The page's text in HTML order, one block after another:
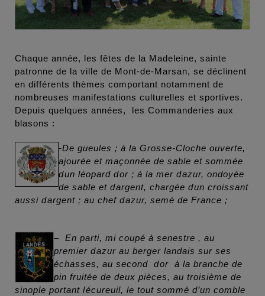
Chaque année, les fêtes de la Madeleine, sainte
patronne de la ville de Mont-de-Marsan, se déclinent
en différents thèmes comportant notamment de
nombreuses manifestations culturelles et sportives.
Depuis quelques années, les Commanderies aux
blasons :
-De gueules ; à la Grosse-Cloche ouverte,
ajourée et maçonnée de sable et sommée
dun léopard dor ; à la mer dazur, ondoyée
de sable et dargent, chargée dun croissant
aussi dargent ; au chef dazur, semé de France ;
– En parti, mi coupé à senestre , au
premier dazur au berger landais sur ses
échasses, au second dor à la branche de
pin fruitée de deux pièces, au troisième de
sinople portant lécureuil, le tout sommé d’un comble